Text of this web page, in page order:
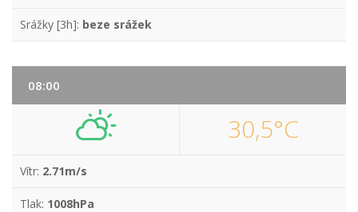
Srážky [3h]: beze srážek
08:00
30,5°C
Vítr: 2.71m/s
Tlak: 1008hPa